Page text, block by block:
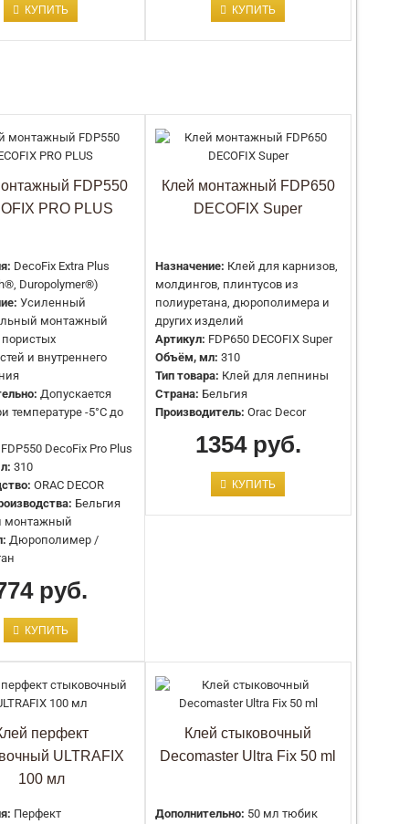
Страна:
Цвет: Прозрачный
Емкость: 290 мл
Артикул:
Производитель:
SOUDAL
Цвет: Белый
Емкость:
Артикул:
Тип: Fix All Flexi Гибридный клей-герметик
SOUDAL
Назначение:
Для плинтусов и молдингов из
Артикул: FT-1
Производство:
Количество в упаковке, шт.:
Тип товара:
Клей финишная шпатлевка
Страна:
КУПИТЬ КУПИТЬ
FDP550
PRO PLUS
DecoFix Extra Plus
Duropolymer®)
Усиленный
монтажный
и внутреннего
Допускается
температуре -5°C до
FDP550 DecoFix Pro Plus
310
ORAC DECOR
Бельгия
монтажный
Дюрополимер /
руб.
КУПИТЬ
Клей монтажный FDP650
DECOFIX Super
Назначение: Клей для карнизов,
молдингов, плинтусов из
полиуретана, дюрополимера и
других изделий
Артикул: FDP650 DECOFIX Super
Объём, мл: 310
Тип товара: Клей для лепнины
Страна: Бельгия
Производитель: Orac Decor
1354 руб.
КУПИТЬ
перфект
ULTRAFIX
100 мл
Перфект
Клей стыковочный
Decomaster Ultra Fix 50 ml
Дополнительно: 50 мл тюбик